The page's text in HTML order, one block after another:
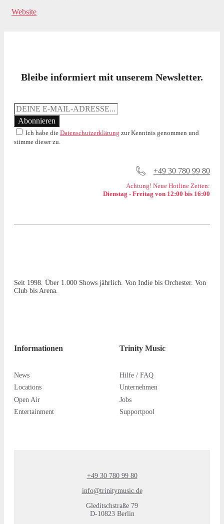
Website
Bleibe informiert mit unserem Newsletter.
Ich habe die Datenschutzerklärung zur Kenntnis genommen und
stimme dieser zu.
+49 30 780 99 80
Achtung! Neue Hotline Zeiten:
Dienstag - Freitag von 12:00 bis 16:00
Seit 1998. Über 1.000 Shows jährlich. Von Indie bis Orchester. Von
Club bis Arena.
Informationen
News
Locations
Open Air
Entertainment
Trinity Music
Hilfe / FAQ
Unternehmen
Jobs
Supportpool
+49 30 780 99 80
info@trinitymusic.de
Gleditschstraße 79
D-10823 Berlin